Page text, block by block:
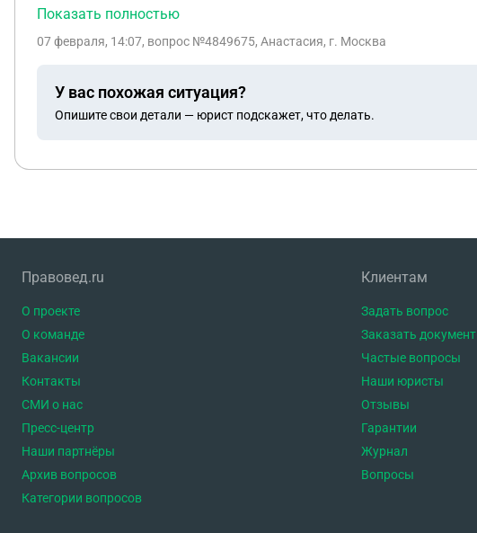
отказывается, возможно ли отсудить у неё этот дом?
Показать полностью
07 февраля, 14:07, вопрос №4849675, Анастасия, г. Москва
У вас похожая ситуация?
Опишите свои детали — юрист подскажет, что делать.
Правовед.ru
О проекте
О команде
Вакансии
Контакты
СМИ о нас
Пресс-центр
Наши партнёры
Архив вопросов
Категории вопросов
Клиентам
Задать вопрос
Заказать документ
Частые вопросы
Наши юристы
Отзывы
Гарантии
Журнал
Вопросы